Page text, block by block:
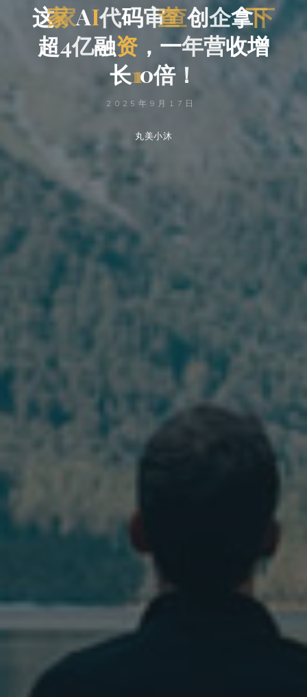
这家AI代码审查创企拿下
超4亿融资， 一年营收增
长10倍！
2025年9月17日
丸美小沐